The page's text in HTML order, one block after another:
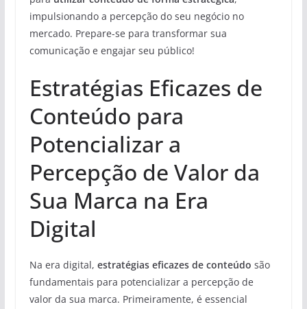
impulsionando a percepção do seu negócio no
mercado. Prepare-se para transformar sua
comunicação e engajar seu público!
Estratégias Eficazes de
Conteúdo para
Potencializar a
Percepção de Valor da
Sua Marca na Era
Digital
Na era digital, estratégias eficazes de conteúdo são
fundamentais para potencializar a percepção de
valor da sua marca. Primeiramente, é essencial